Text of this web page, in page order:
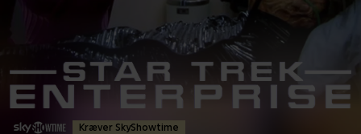
Kræver SkyShowtime